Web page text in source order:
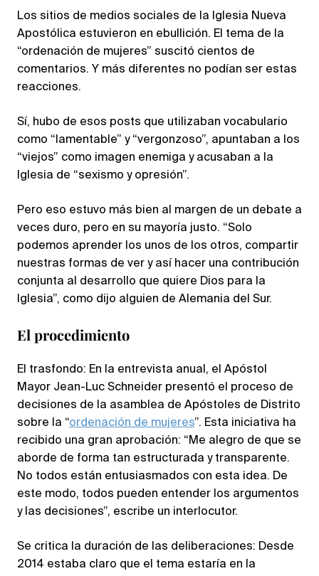
Los sitios de medios sociales de la Iglesia Nueva
Apostólica estuvieron en ebullición. El tema de la
“ordenación de mujeres” suscitó cientos de
comentarios. Y más diferentes no podían ser estas
reacciones.
Sí, hubo de esos posts que utilizaban vocabulario
como “lamentable” y “vergonzoso”, apuntaban a los
“viejos” como imagen enemiga y acusaban a la
Iglesia de “sexismo y opresión”.
Pero eso estuvo más bien al margen de un debate a
veces duro, pero en su mayoría justo. “Solo
podemos aprender los unos de los otros, compartir
nuestras formas de ver y así hacer una contribución
conjunta al desarrollo que quiere Dios para la
Iglesia”, como dijo alguien de Alemania del Sur.
El procedimiento
El trasfondo: En la entrevista anual, el Apóstol
Mayor Jean-Luc Schneider presentó el proceso de
decisiones de la asamblea de Apóstoles de Distrito
sobre la “ordenación de mujeres”. Esta iniciativa ha
recibido una gran aprobación: “Me alegro de que se
aborde de forma tan estructurada y transparente.
No todos están entusiasmados con esta idea. De
este modo, todos pueden entender los argumentos
y las decisiones”, escribe un interlocutor.
Se critica la duración de las deliberaciones: Desde
2014 estaba claro que el tema estaría en la